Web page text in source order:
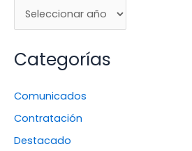
Categorías
Comunicados
Contratación
Destacado